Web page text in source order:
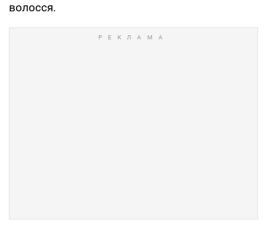
волосся.